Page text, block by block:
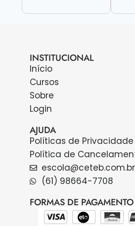
INSTITUCIONAL
Início
Cursos
Sobre
Login
AJUDA
Políticas de Privacidade
Política de
escola@ceteb.com.br
(61) 98664-7708
FORMAS DE PAGAMENTO